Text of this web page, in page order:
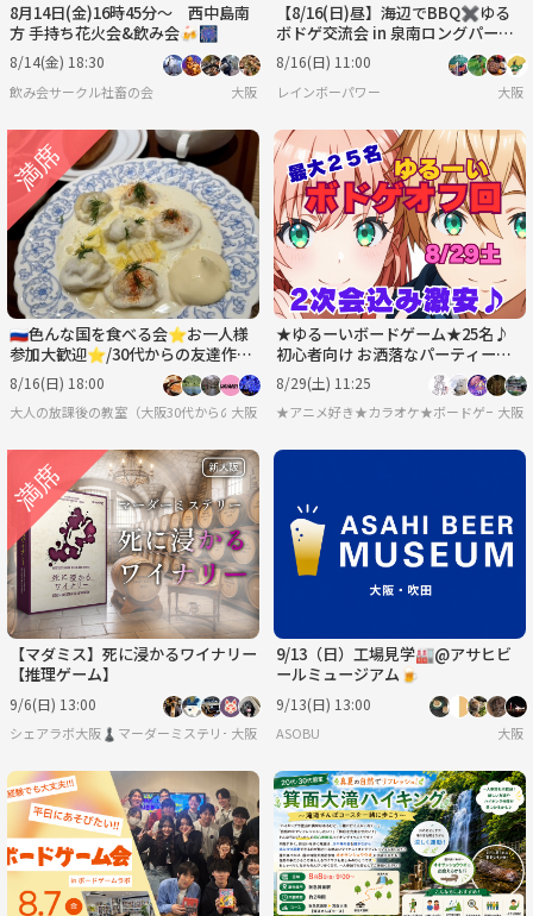
8月14日(金)16時45分〜 西中島南
方 手持ち花火会&飲み会🍻🎆
8/14(金) 18:30
飲み会サークル社畜の会 大阪
【8/16(日)昼】海辺でBBQ✖︎ゆる
ボドゲ交流会 in 泉南ロングパーク
🍖🌈 20〜40代・お一人様歓迎✨
8/16(日) 11:00
レインボーパワー 大阪
🇷🇺色んな国を食べる会⭐︎お一人様
参加大歓迎⭐︎/30代からの友達作り
🇷🇺
8/16(日) 18:00
大人の放課後の教室（大阪30代からのお友達作り）
大阪
★ゆるーいボードゲーム★25名♪
初心者向け お洒落なパーティース
ペースで♪2次会込み 8月29日土曜
日 🔰大歓迎
8/29(土) 11:25
★アニメ好き★カラオケ★ボードゲーム大阪
【マダミス】死に浸かるワイナリー
【推理ゲーム】
9/6(日) 13:00
シェアラボ大阪♟️マーダーミステリー/ボードゲーム/友達作り
大阪
9/13（日）工場見学🏭@アサヒビ
ールミュージアム🍺
9/13(日) 13:00
ASOBU 大阪